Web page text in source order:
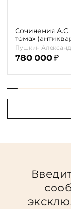
Сочинения
томах
Пушкин
780 000 ₽